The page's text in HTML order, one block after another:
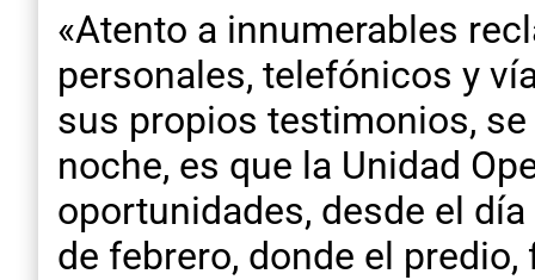
«Atento a innumerables
personales, telefónicos y
sus propios testimonios,
noche, es que la Unidad
oportunidades, desde el
de febrero, donde el